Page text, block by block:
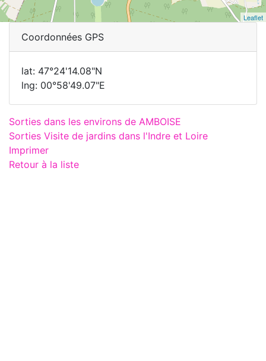
Leaflet
Coordonnées GPS
lat: 47°24'14.08"N
lng: 00°58'49.07"E
Sorties dans les environs de AMBOISE
Sorties Visite de jardins dans l'Indre et Loire
Imprimer
Retour à la liste